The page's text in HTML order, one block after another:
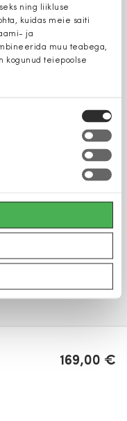
ning liikluse
kuidas meie saiti
ja
muu teabega,
kogunud teiepoolse
169,00 €